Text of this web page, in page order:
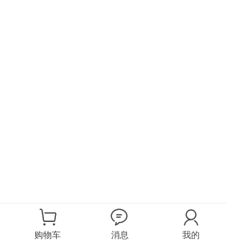
购物车 消息 我的